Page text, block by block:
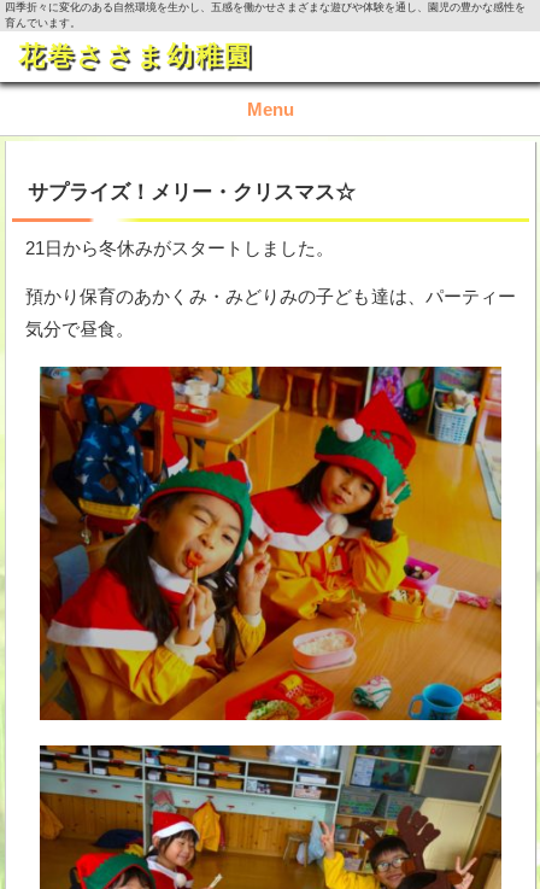
四季折々に変化のある自然環境を生かし、五感を働かせさまざまな遊びや体験を通し、園児の豊かな感性を
育んでいます。
花巻ささま幼稚園
Menu
園の概要
園の生活
今月の活動
サプライズ！メリー・クリスマス☆
21日から冬休みがスタートしました。
預かり保育のあかくみ・みどりみの子ども達は、パーティー
気分で昼食。